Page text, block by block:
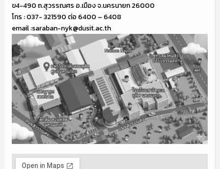
ข4-490 ถ.สุวรรณศร อ.เมือง จ.นครนายก 26000
โทร : 037- 321590 ต่อ 6400 – 6408
email :saraban-nyk@dusit.ac.th